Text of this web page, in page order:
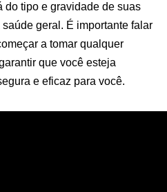
do tipo e gravidade de suas
geral. É importante falar
a tomar qualquer
que você esteja
e eficaz para você.